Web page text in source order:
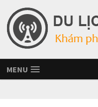
MENU